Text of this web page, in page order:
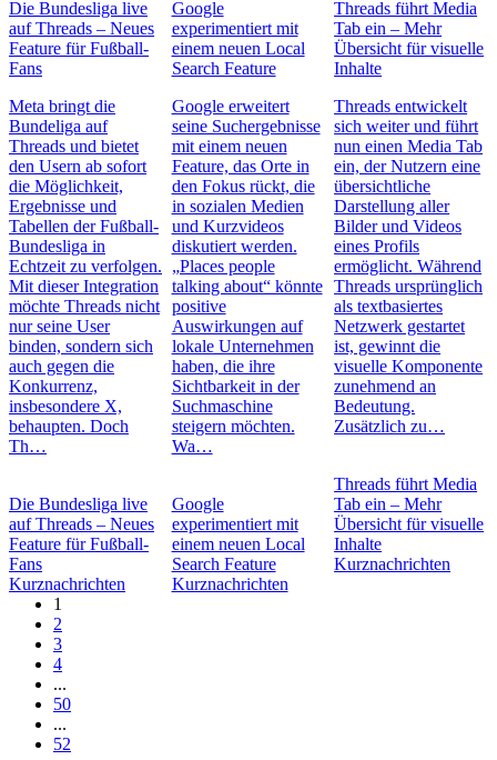
Die Bundesliga live
auf Threads – Neues
Feature für Fußball-
Fans
Meta bringt die
Bundeliga auf
Threads und bietet
den Usern ab sofort
die Möglichkeit,
Ergebnisse und
Tabellen der Fußball-
Bundesliga in
Echtzeit zu verfolgen.
Mit dieser Integration
möchte Threads nicht
nur seine User
binden, sondern sich
auch gegen die
Konkurrenz,
insbesondere X,
behaupten. Doch
Th…
Die Bundesliga live
auf Threads – Neues
Feature für Fußball-
Fans
Kurznachrichten
Google
experimentiert mit
einem neuen Local
Search Feature
Google erweitert
seine Suchergebnisse
mit einem neuen
Feature, das Orte in
den Fokus rückt, die
in sozialen Medien
und Kurzvideos
diskutiert werden.
„Places people
talking about“ könnte
positive
Auswirkungen auf
lokale Unternehmen
haben, die ihre
Sichtbarkeit in der
Suchmaschine
steigern möchten.
Wa…
Google
experimentiert mit
einem neuen Local
Search Feature
Kurznachrichten
Threads führt Media
Tab ein – Mehr
Übersicht für visuelle
Inhalte
Threads entwickelt
sich weiter und führt
nun einen Media Tab
ein, der Nutzern eine
übersichtliche
Darstellung aller
Bilder und Videos
eines Profils
ermöglicht. Während
Threads ursprünglich
als textbasiertes
Netzwerk gestartet
ist, gewinnt die
visuelle Komponente
zunehmend an
Bedeutung.
Zusätzlich zu…
Threads führt Media
Tab ein – Mehr
Übersicht für visuelle
Inhalte
Kurznachrichten
1
2
3
4
...
50
...
52